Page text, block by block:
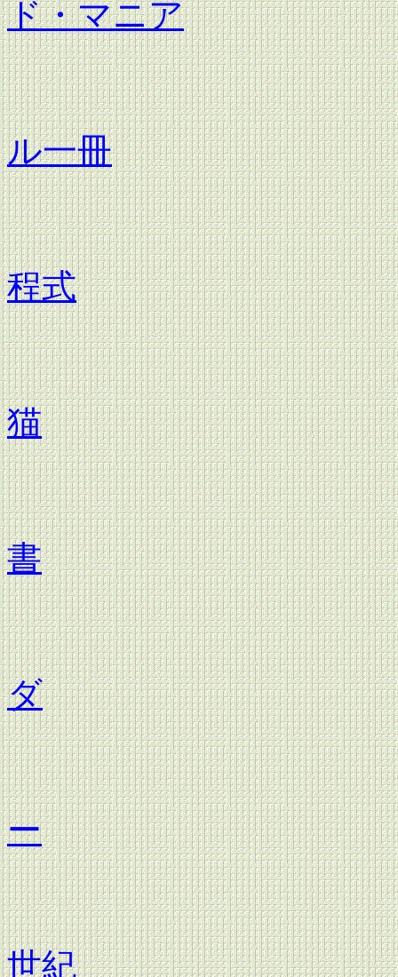
ド・マニア
昭和
ル一冊
平成
程式
平成
猫
平成
書
平成
ダ
平成
ー
平成
世紀